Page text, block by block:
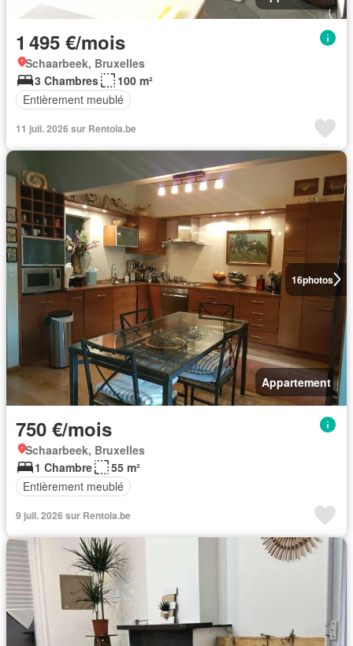
1 495 €/mois
Schaarbeek, Bruxelles
3 Chambres
100 m²
Entièrement meublé
11 juil. 2026 sur Rentola.be
16photos
Appartement
750 €/mois
Schaarbeek, Bruxelles
1 Chambre
55 m²
Entièrement meublé
9 juil. 2026 sur Rentola.be